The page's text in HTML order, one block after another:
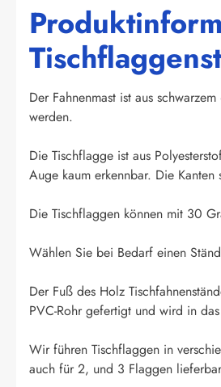
Der Fahnenmast ist aus
werden.
Die Tischflagge ist aus
Auge kaum erkennbar. Die
Die Tischflaggen können mit 30
Wählen Sie bei Bedarf einen
Der Fuß des Holz
PVC-Rohr gefertigt und wird in
Wir führen Tischflaggen in
auch für 2, und 3 Flaggen